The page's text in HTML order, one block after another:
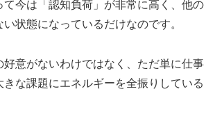
て今は「認知負荷」が非常に高く、他の
状態になっているだけなのです。
好意がないわけではなく、ただ単に仕事
きな課題にエネルギーを全振りしている